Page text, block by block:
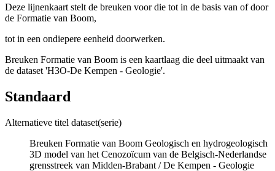
Deze lijnenkaart stelt de breuken voor die tot in de basis van of door
de Formatie van Boom,
tot in een ondiepere eenheid doorwerken.
Breuken Formatie van Boom is een kaartlaag die deel uitmaakt van
de dataset 'H3O-De Kempen - Geologie'.
Standaard
Alternatieve titel dataset(serie)
Breuken Formatie van Boom Geologisch en hydrogeologisch
3D model van het Cenozoïcum van de Belgisch-Nederlandse
grensstreek van Midden-Brabant / De Kempen - Geologie